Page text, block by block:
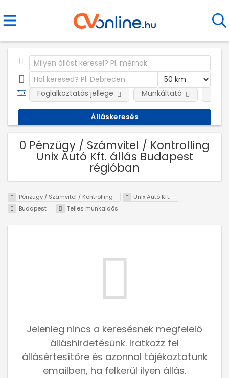
Foglalkoztatás jellege Munkáltató
0 Pénzügy / Számvitel / Kontrolling
Unix Autó Kft. állás Budapest
régióban
Pénzügy / Számvitel / Kontrolling
Unix Autó Kft.
Budapest
Teljes munkaidős
Jelenleg nincs a keresésnek megfelelő
álláshirdetésünk. Iratkozz fel
állásértesítőre és azonnal tájékoztatunk
emailben, ha felkerül ilyen állás.